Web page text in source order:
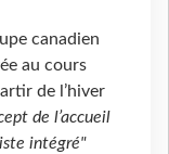
canadien
au cours
de l’hiver
de l’accueil
intégré"